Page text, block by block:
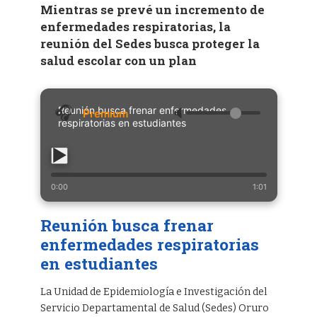
Mientras se prevé un incremento de
enfermedades respiratorias, la
reunión del Sedes busca proteger la
salud escolar con un plan
Reunión busca frenar enfermedades
respiratorias en estudiantes
🔈
0:00 1:01
Reunión busca frenar
enfermedades respiratorias
en estudiantes
La Unidad de Epidemiología e Investigación del
Servicio Departamental de Salud (Sedes) Oruro